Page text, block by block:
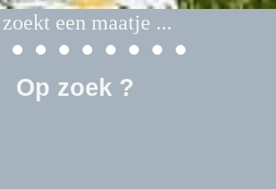
zorgvuldig bij de aanschaf .
Op zoek ?